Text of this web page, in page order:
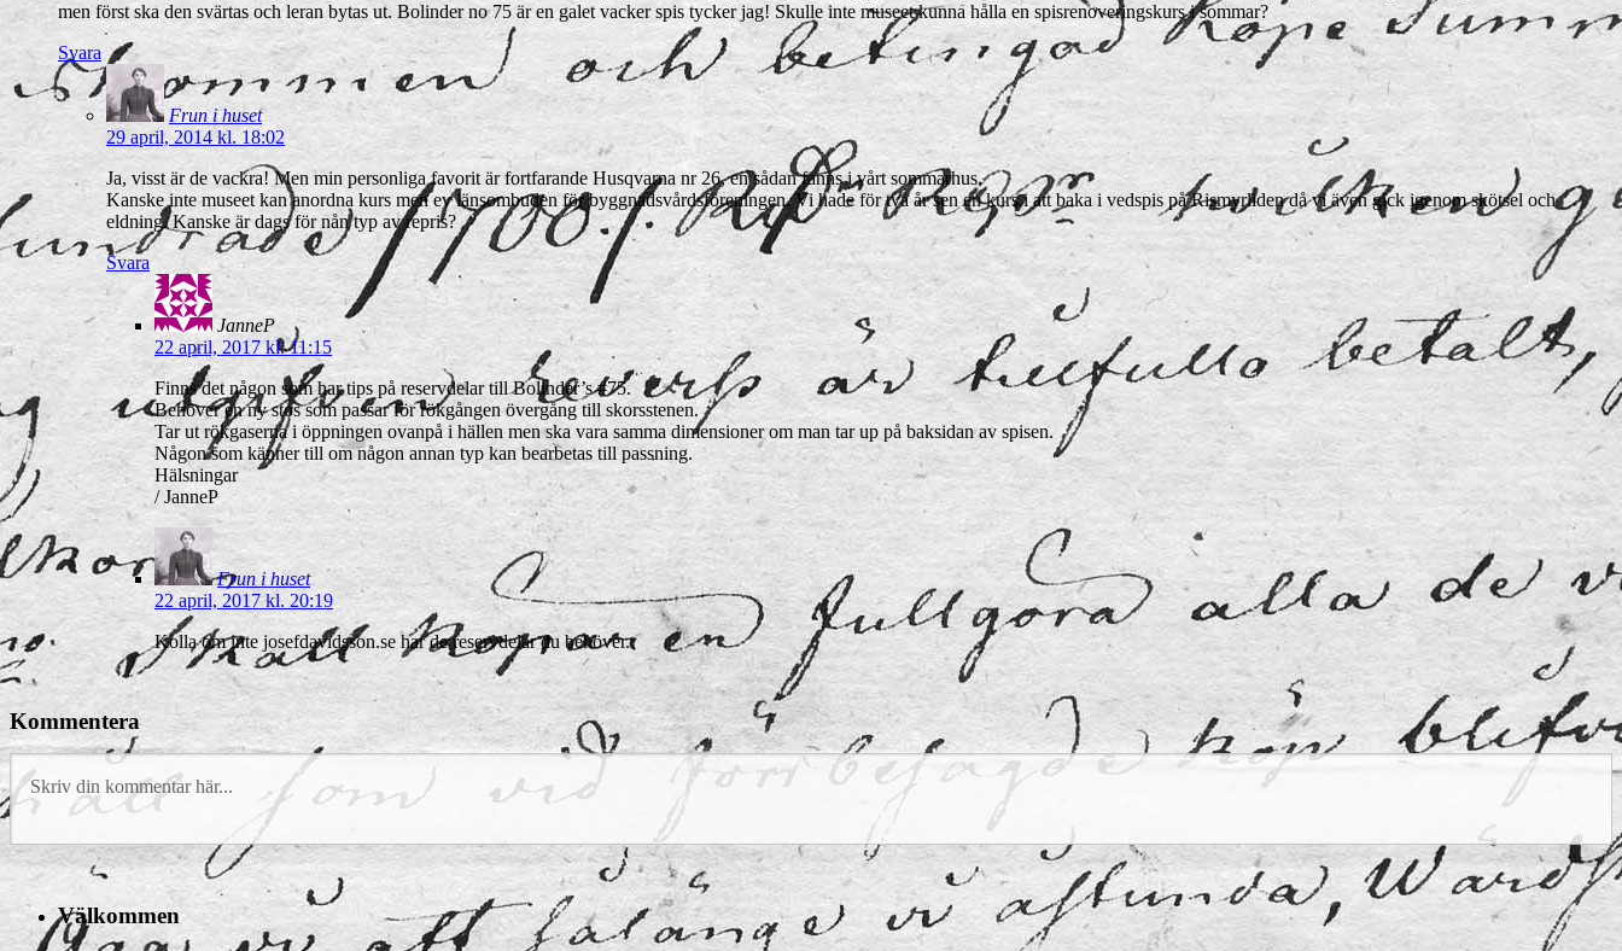
men först ska den svärtas och leran bytas ut. Bolinder no 75 är en galet vacker spis tycker jag! Skulle inte museet kunna hålla en spisrenoveringskurs i sommar?
Svara
Frun i huset
29 april, 2014 kl. 18:02
Ja, visst är de vackra! Men min personliga favorit är fortfarande Husqvarna nr 26, en sådan fanns i vårt sommarhus.
Kanske inte museet kan anordna kurs men ev länsombuden för byggnadsvårdsföreningen. Vi hade för två år sen en kurs i att baka i vedspis på Rismyrliden då vi även gick igenom skötsel och
eldning. Kanske är dags för nån typ av repris?
Svara
JanneP
22 april, 2017 kl. 11:15
Finns det någon som har tips på reservdelar till Bolinder’s #75.
Behöver en ny stos som passar för rökgången övergång till skorsstenen.
Tar ut rökgaserna i öppningen ovanpå i hällen men ska vara samma dimensioner om man tar up på baksidan av spisen.
Någon som känner till om någon annan typ kan bearbetas till passning.
Hälsningar
/ JanneP
Frun i huset
22 april, 2017 kl. 20:19
Kolla om inte josefdavidsson.se har de reservdelar du behöver.
Kommentera
Välkommen